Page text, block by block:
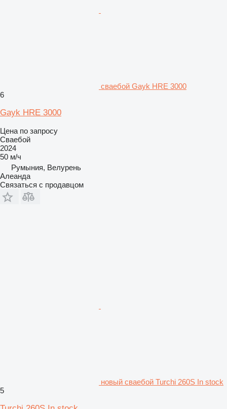
сваебой Gayk HRE 3000
6
Gayk HRE 3000
Цена по запросу
Сваебой
2024
50 м/ч
Румыния, Велурень
Алеанда
Связаться с продавцом
новый сваебой Turchi 260S In stock
5